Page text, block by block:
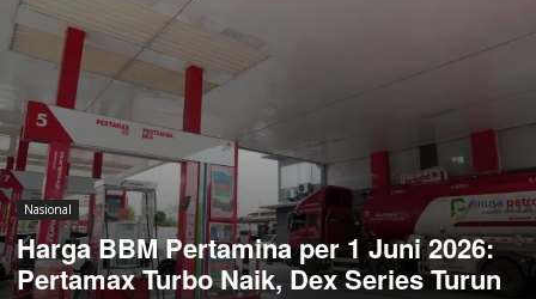
Nasional
Harga BBM Pertamina per 1 Juni 2026:
Pertamax Turbo Naik, Dex Series Turun